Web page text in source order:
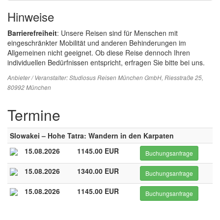
Hinweise
Barrierefreiheit: Unsere Reisen sind für Menschen mit
eingeschränkter Mobilität und anderen Behinderungen im
Allgemeinen nicht geeignet. Ob diese Reise dennoch Ihren
individuellen Bedürfnissen entspricht, erfragen Sie bitte bei uns.
Anbieter / Veranstalter:Studiosus Reisen München GmbH, Riesstraße 25,
80992 München
Termine
Slowakei – Hohe Tatra: Wandern in den Karpaten
15.08.2026
1145.00 EUR Buchungsanfrage
15.08.2026 1340.00 EUR Buchungsanfrage
15.08.2026 1145.00 EUR Buchungsanfrage